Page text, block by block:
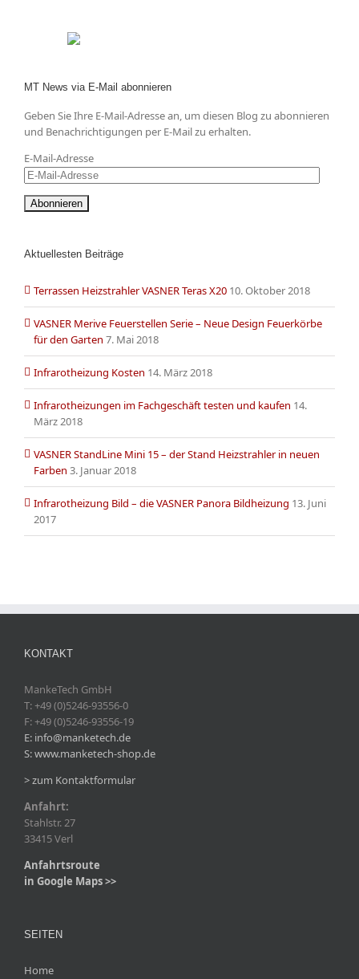
MT News via E-Mail abonnieren
Geben Sie Ihre E-Mail-Adresse an, um diesen Blog zu abonnieren
und Benachrichtigungen per E-Mail zu erhalten.
E-Mail-Adresse
Aktuellesten Beiträge
Terrassen Heizstrahler VASNER Teras X20 10. Oktober 2018
VASNER Merive Feuerstellen Serie – Neue Design Feuerkörbe
für den Garten 7. Mai 2018
Infrarotheizung Kosten 14. März 2018
Infrarotheizungen im Fachgeschäft testen und kaufen 14.
März 2018
VASNER StandLine Mini 15 – der Stand Heizstrahler in neuen
Farben 3. Januar 2018
Infrarotheizung Bild – die VASNER Panora Bildheizung 13. Juni
2017
KONTAKT
MankeTech GmbH
T: +49 (0)5246-93556-0
F: +49 (0)5246-93556-19
E: info@manketech.de
S: www.manketech-shop.de
> zum Kontaktformular
Anfahrt:
Stahlstr. 27
33415 Verl
Anfahrtsroute
in Google Maps >>
SEITEN
Home